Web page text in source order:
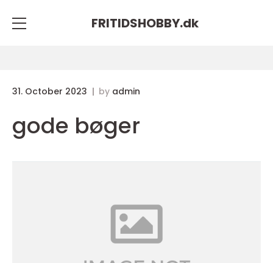
FRITIDSHOBBY.dk
31. October 2023 by admin
gode bøger